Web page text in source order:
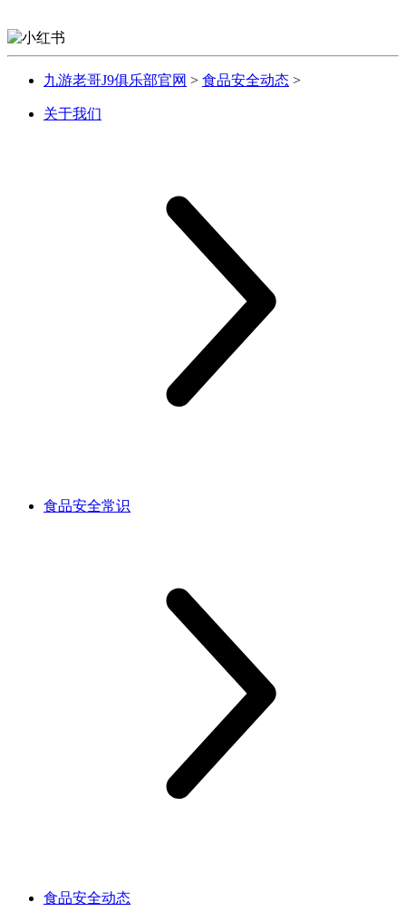
九游老哥J9俱乐部官网 > 食品安全动态 >
关于我们
食品安全常识
食品安全动态